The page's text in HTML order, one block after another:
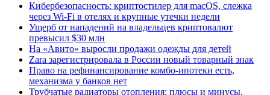
Кибербезопасность: криптостилер для macOS, слежка
через Wi-Fi в отелях и крупные утечки недели
Ущерб от нападений на владельцев криптовалют
превысил $30 млн
На «Авито» выросли продажи одежды для детей
Zara зарегистрировала в России новый товарный знак
Право на рефинансирование комбо-ипотеки есть,
механизма у банков нет
Трубчатые радиаторы отопления: плюсы и минусы,